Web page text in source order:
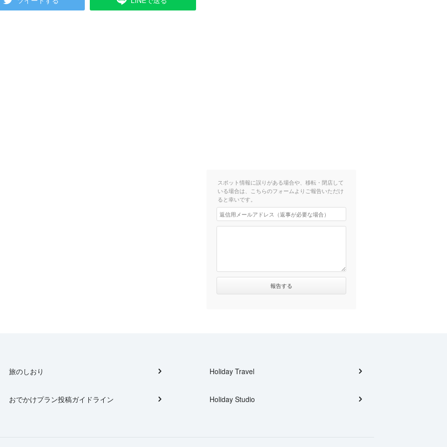
スポット情報に誤りがある場合や、移転・閉店して
いる場合は、こちらのフォームよりご報告いただけ
ると幸いです。
旅のしおり
おでかけプラン投稿ガイドライン
Holiday Travel
Holiday Studio